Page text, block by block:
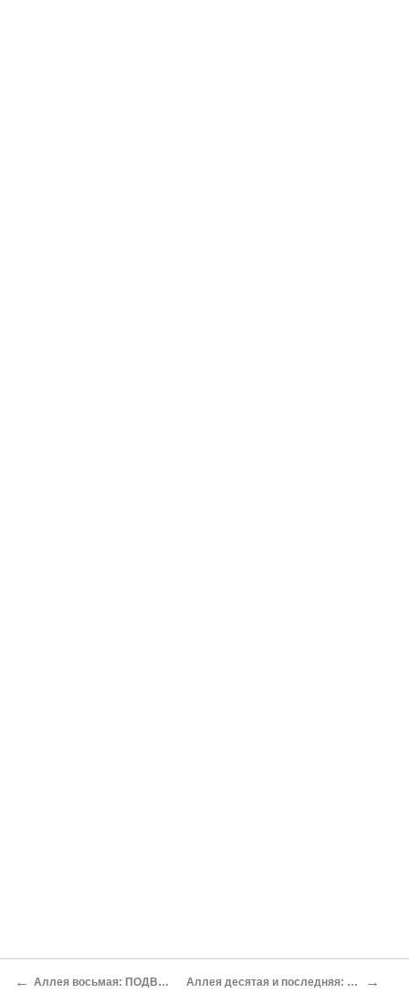
← Аллея восьмая: ПОДВОДНЫЕ ЛУКОВИЦЫ Аллея десятая и последняя: ЦАРСТВО АНАКОНДЫ →